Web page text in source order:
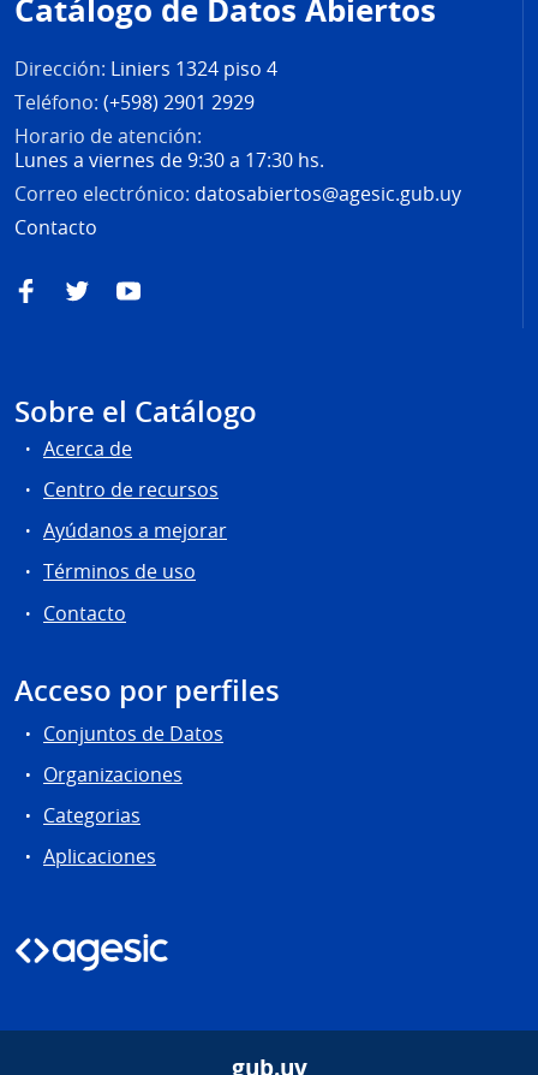
página
Catálogo de Datos Abiertos
Dirección: Liniers 1324 piso 4
Teléfono: (+598) 2901 2929
Horario de atención:
Lunes a viernes de 9:30 a 17:30 hs.
Correo electrónico: datosabiertos@agesic.gub.uy
Contacto
FacebookTwitterYouTube
Sobre el Catálogo
Acerca de
Centro de recursos
Ayúdanos a mejorar
Términos de uso
Contacto
Acceso por perfiles
Conjuntos de Datos
Organizaciones
Categorias
Aplicaciones
gub.uy